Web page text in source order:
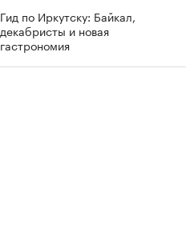
Гид по Иркутску: Байкал,
декабристы и новая
гастрономия